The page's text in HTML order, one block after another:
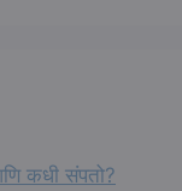
कधी संपतो?